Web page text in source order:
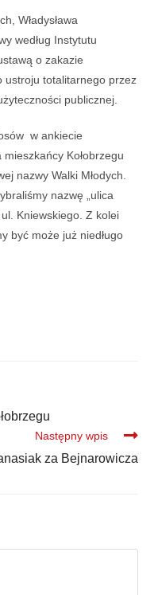
Władysława
według Instytutu
o zakazie
ustroju totalitarnego przez
publicznej.
w ankiecie
Kołobrzegu
nazwy Walki Młodych.
nazwę „ulica
Kniewskiego. Z kolei
być może już niedługo
Następny wpis
za Bejnarowicza